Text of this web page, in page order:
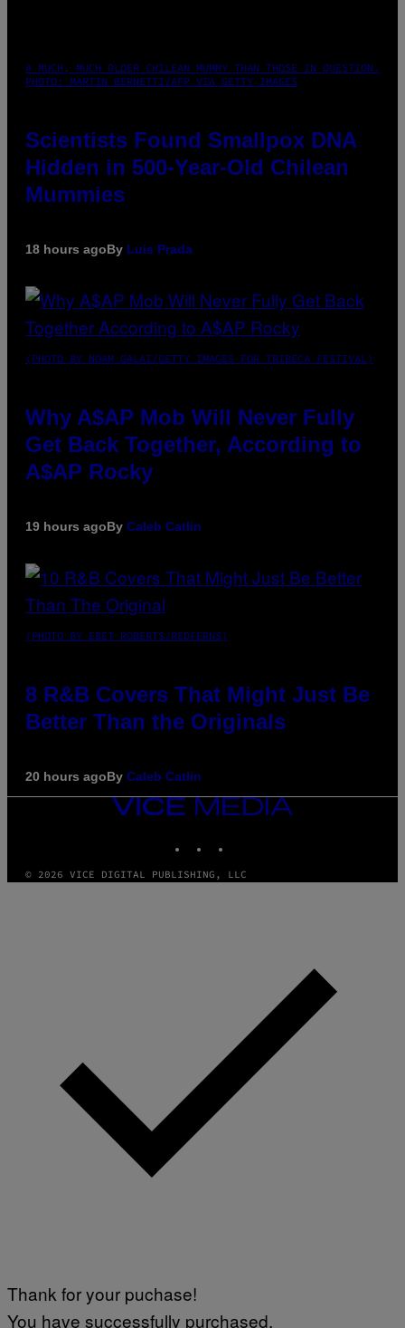
A MUCH, MUCH OLDER CHILEAN MUMMY THAN THOSE IN QUESTION.
PHOTO: MARTIN BERNETTI/AFP VIA GETTY IMAGES
Scientists Found Smallpox DNA
Hidden in 500-Year-Old Chilean
Mummies
18 hours agoBy Luis Prada
(PHOTO BY NOAM GALAI/GETTY IMAGES FOR TRIBECA FESTIVAL)
Why A$AP Mob Will Never Fully
Get Back Together, According to
A$AP Rocky
19 hours agoBy Caleb Catlin
(PHOTO BY EBET ROBERTS/REDFERNS)
8 R&B Covers That Might Just Be
Better Than the Originals
20 hours agoBy Caleb Catlin
VICE
MEDIA
© 2026 VICE DIGITAL PUBLISHING, LLC
Thank for your puchase!
You have successfully purchased.